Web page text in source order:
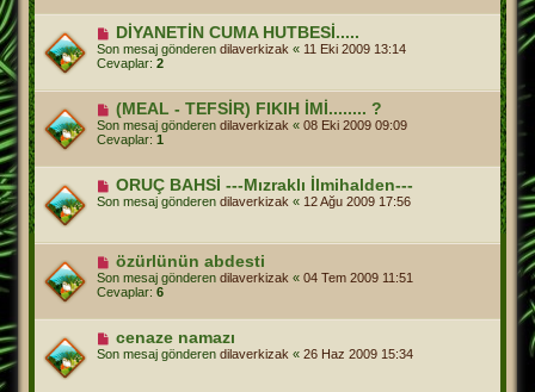
DİYANETİN CUMA HUTBESİ.....
Son mesaj gönderen dilaverkizak « 11 Eki 2009 13:14
Cevaplar: 2
(MEAL - TEFSİR) FIKIH İMİ........ ?
Son mesaj gönderen dilaverkizak « 08 Eki 2009 09:09
Cevaplar: 1
ORUÇ BAHSİ ---Mızraklı İlmihalden---
Son mesaj gönderen dilaverkizak « 12 Ağu 2009 17:56
özürlünün abdesti
Son mesaj gönderen dilaverkizak « 04 Tem 2009 11:51
Cevaplar: 6
cenaze namazı
Son mesaj gönderen dilaverkizak « 26 Haz 2009 15:34